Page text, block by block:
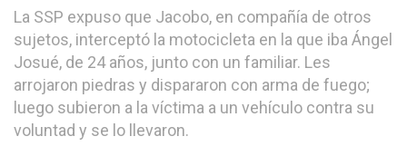
La SSP expuso que Jacobo, en compañía de otros
sujetos, interceptó la motocicleta en la que iba Ángel
Josué, de 24 años, junto con un familiar. Les
arrojaron piedras y dispararon con arma de fuego;
luego subieron a la víctima a un vehículo contra su
voluntad y se lo llevaron.